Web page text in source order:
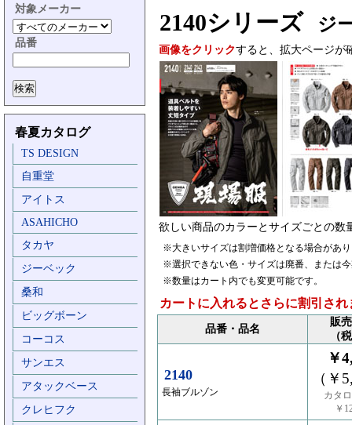
対象メーカー
品番
春夏カタログ
TS DESIGN
自重堂
アイトス
ASAHICHO
タカヤ
ジーベック
桑和
ビッグボーン
コーコス
サンエス
アタックベース
クレヒフク
2140シリーズ ジ
画像をクリックすると、拡大ページが
欲しい商品のカラーとサイズごとの数
※大きいサイズは割増価格となる場合があ
※選択できない色・サイズは廃番、または
※数量はカート内でも変更可能です。
カートに入れるとさらに割引され
品番・品名
販
（
2140
長袖ブルゾン
￥
（￥
カタ
￥